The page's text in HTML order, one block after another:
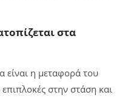
στα
η μεταφορά του
στην στάση και